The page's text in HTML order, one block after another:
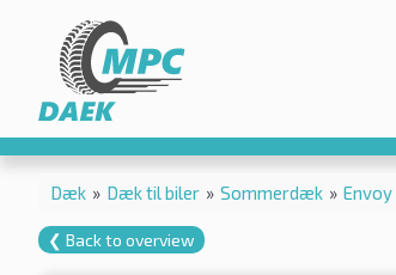
Dæk » Dæk til biler » Sommerdæk » Envoy
❮ Back to overview